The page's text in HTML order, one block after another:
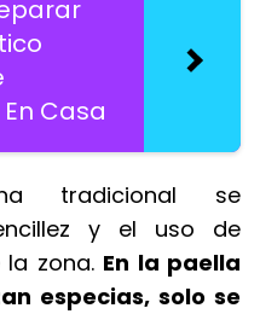
Casa
tradicional se
y el uso de
zona. En la paella
especias, solo se